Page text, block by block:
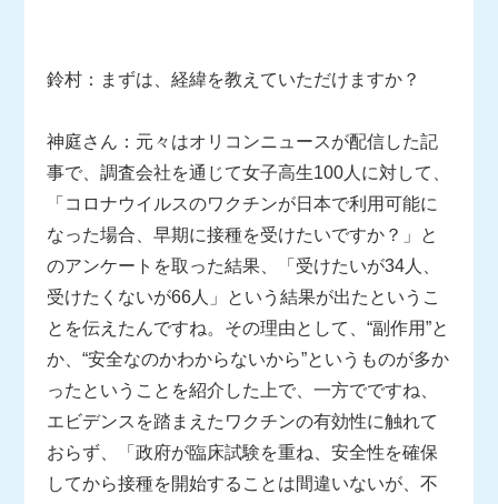
鈴村：まずは、経緯を教えていただけますか？
神庭さん：元々はオリコンニュースが配信した記
事で、調査会社を通じて女子高生100人に対して、
「コロナウイルスのワクチンが日本で利用可能に
なった場合、早期に接種を受けたいですか？」と
のアンケートを取った結果、「受けたいが34人、
受けたくないが66人」という結果が出たというこ
とを伝えたんですね。その理由として、“副作用”と
か、“安全なのかわからないから”というものが多か
ったということを紹介した上で、一方でですね、
エビデンスを踏まえたワクチンの有効性に触れて
おらず、「政府が臨床試験を重ね、安全性を確保
してから接種を開始することは間違いないが、不